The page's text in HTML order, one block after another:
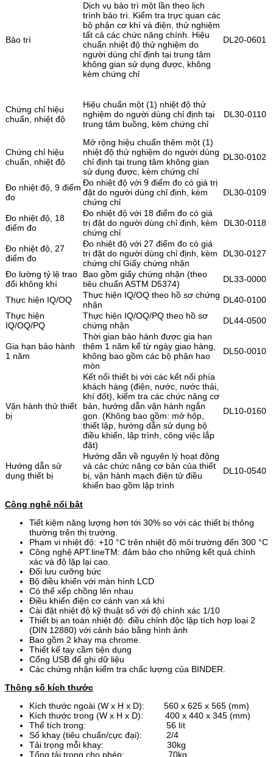
Bảo trì
Dịch vụ bảo trì một lần theo lịch
trình bảo trì. Kiểm tra trực quan các
bộ phận cơ khí và điện, thử nghiệm
tất cả các chức năng chính. Hiệu
chuẩn nhiệt độ thử nghiệm do
người dùng chỉ định tại trung tâm
không gian sử dụng được, không
kèm chứng chỉ
DL20-0601
Chứng chỉ hiệu
chuẩn, nhiệt độ
Hiệu chuẩn một (1) nhiệt độ thử
nghiệm do người dùng chỉ định tại
trung tâm buồng, kèm chứng chỉ
DL30-0110
Chứng chỉ hiệu
chuẩn, nhiệt độ
Mở rộng hiệu chuẩn thêm một (1)
nhiệt độ thử nghiệm do người dùng
chỉ định tại trung tâm không gian
sử dụng được, kèm chứng chỉ
DL30-0102
Đo nhiệt độ, 9 điểm
đo
Đo nhiệt độ với 9 điểm đo có giá trị
đặt do người dùng chỉ định, kèm
chứng chỉ
DL30-0109
Đo nhiệt độ, 18
điểm đo
Đo nhiệt độ với 18 điểm đo có giá
trị đặt do người dùng chỉ định, kèm
chứng chỉ
DL30-0118
Đo nhiệt độ, 27
điểm đo
Đo nhiệt độ với 27 điểm đo có giá
trị đặt do người dùng chỉ định, kèm
chứng chỉ Giấy chứng nhận
DL30-0127
Đo lường tỷ lệ trao
đổi không khí
Bao gồm giấy chứng nhận (theo
tiêu chuẩn ASTM D5374)
DL33-0000
Thực hiện IQ/OQ
Thực hiện IQ/OQ theo hồ sơ chứng
nhận
DL40-0100
Thực hiện
IQ/OQ/PQ
Thực hiện IQ/OQ/PQ theo hồ sơ
chứng nhận
DL44-0500
Gia hạn bảo hành
1 năm
Thời gian bảo hành được gia hạn
thêm 1 năm kể từ ngày giao hàng,
không bao gồm các bộ phận hao
mòn
DL50-0010
Vận hành thử thiết
bị
Kết nối thiết bị với các kết nối phía
khách hàng (điện, nước, nước thải,
khí đốt), kiểm tra các chức năng cơ
bản, hướng dẫn vận hành ngắn
gọn. (Không bao gồm: mở hộp,
thiết lập, hướng dẫn sử dụng bộ
điều khiển, lập trình, công việc lắp
đặt)
DL10-0160
Hướng dẫn sử
dụng thiết bị
Hướng dẫn về nguyên lý hoạt động
và các chức năng cơ bản của thiết
bị, vận hành mạch điện tử điều
khiển bao gồm lập trình
DL10-0540
Công nghệ nổi bật
Tiết kiệm năng lượng hơn tới 30% so với các thiết bị thông
thường trên thị trường.
Phạm vi nhiệt độ: +10 °C trên nhiệt độ môi trường đến 300 °C
Công nghệ APT.lineTM: đảm bảo cho những kết quả chính
xác và độ lặp lại cao.
Đối lưu cưỡng bức
Bộ điều khiển với màn hình LCD
Có thể xếp chồng lên nhau
Điều khiển điện cơ cánh van xả khí
Cài đặt nhiệt độ kỹ thuật số với độ chính xác 1/10
Thiết bị an toàn nhiệt độ: điều chỉnh độc lập tích hợp loại 2
(DIN 12880) với cảnh báo bằng hình ảnh
Bao gồm 2 khay mạ chrome.
Thiết kế tay cầm tiện dụng
Cổng USB để ghi dữ liệu
Các chứng nhận kiểm tra chấc lượng của BINDER.
Thông số kích thước
Kích thước ngoài (W x H x D): 560 x 625 x 565 (mm)
Kích thước trong (W x H x D): 400 x 440 x 345 (mm)
Thể tích trong: 56 lít
Số khay (tiêu chuẩn/cực đại): 2/4
Tải trọng mỗi khay: 30kg
Tổng tải trọng cho phép: 70kg